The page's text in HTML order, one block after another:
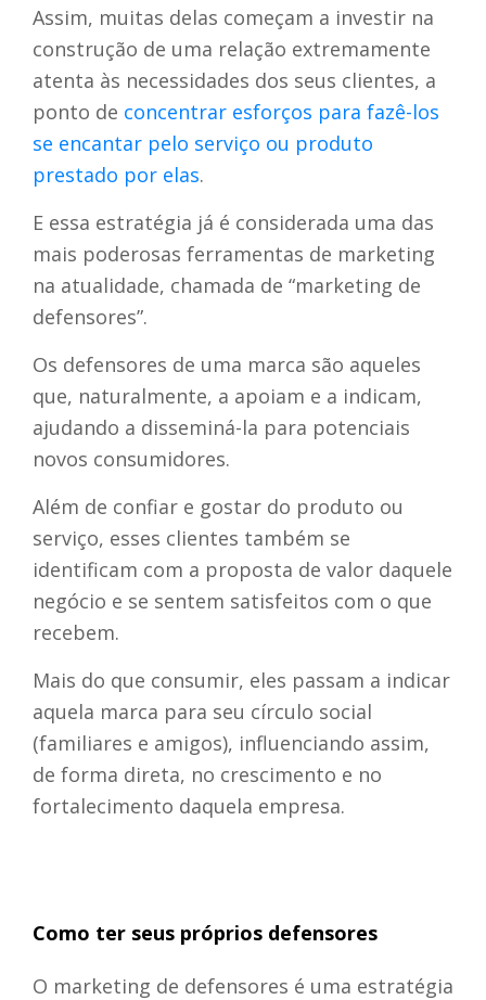
Assim, muitas delas começam a investir na
construção de uma relação extremamente
atenta às necessidades dos seus clientes, a
ponto de concentrar esforços para fazê-los
se encantar pelo serviço ou produto
prestado por elas.
E essa estratégia já é considerada uma das
mais poderosas ferramentas de marketing
na atualidade, chamada de “marketing de
defensores”.
Os defensores de uma marca são aqueles
que, naturalmente, a apoiam e a indicam,
ajudando a disseminá-la para potenciais
novos consumidores.
Além de confiar e gostar do produto ou
serviço, esses clientes também se
identificam com a proposta de valor daquele
negócio e se sentem satisfeitos com o que
recebem.
Mais do que consumir, eles passam a indicar
aquela marca para seu círculo social
(familiares e amigos), influenciando assim,
de forma direta, no crescimento e no
fortalecimento daquela empresa.
Como ter seus próprios defensores
O marketing de defensores é uma estratégia